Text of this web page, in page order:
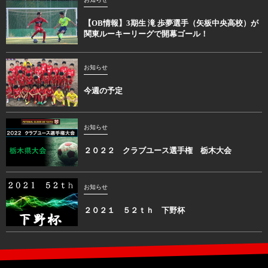
【OB情報】3期生 滝 歩夢選手（矢板中央高校）が
関東ルーキーリーグで開幕ゴール！
お知らせ
今週の予定
お知らせ
２０２２ クラブユース選手権 栃木大会
お知らせ
２０２１ ５２ｔｈ 下野杯